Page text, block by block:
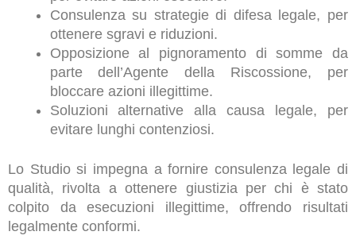
Consulenza su strategie di difesa legale, per
ottenere sgravi e riduzioni.
Opposizione al pignoramento di somme da
parte dell’Agente della Riscossione, per
bloccare azioni illegittime.
Soluzioni alternative alla causa legale, per
evitare lunghi contenziosi.
Lo Studio si impegna a fornire consulenza legale di
qualità, rivolta a ottenere giustizia per chi è stato
colpito da esecuzioni illegittime, offrendo risultati
legalmente conformi.